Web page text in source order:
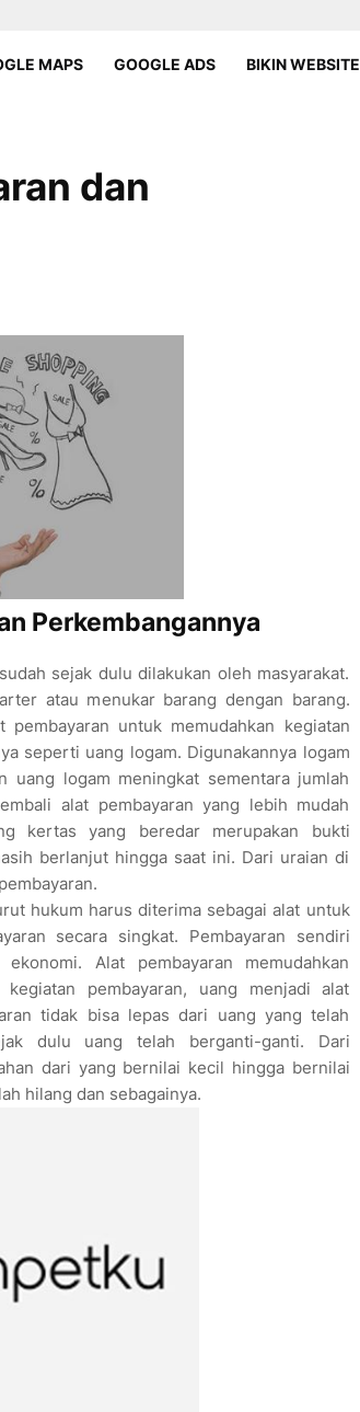
MAPS GOOGLE ADS BIKIN WEBSITE
dan
Perkembangannya
sejak dulu dilakukan oleh masyarakat.
atau menukar barang dengan barang.
untuk memudahkan kegiatan
seperti uang logam. Digunakannya logam
uang logam meningkat sementara jumlah
alat pembayaran yang lebih mudah
kertas yang beredar merupakan bukti
berlanjut hingga saat ini. Dari uraian di
hukum harus diterima sebagai alat untuk
secara singkat. Pembayaran sendiri
Alat pembayaran memudahkan
pembayaran, uang menjadi alat
tidak bisa lepas dari uang yang telah
dulu uang telah berganti-ganti. Dari
dari yang bernilai kecil hingga bernilai
hilang dan sebagainya.